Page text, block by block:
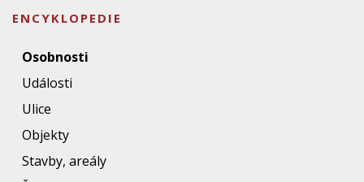
ENCYKLOPEDIE
Osobnosti
Události
Ulice
Objekty
Stavby, areály